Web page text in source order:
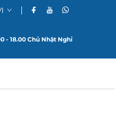
- 18.00 Chủ Nhật Nghỉ